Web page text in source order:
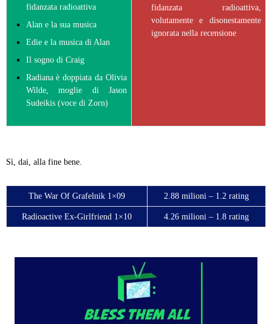
fidanzata radioattiva
Alan e la sua musica
Edie e la musica di Alan
Il sogno di Craig
Radiana è doppiata da Olivia
Wilde, moglie di Jason
Sudeikis (voce di Zorn)
fidanzata radioattiva,
volutamente e disonestamente
ignorata nella recensione
Sì, dai, alla fine bene.
The War Of Grafelnik 1×09 2.88 milioni – 1.2 rating
Radioactive Ex-Girlfriend 1×10 4.26 milioni – 1.8 rating